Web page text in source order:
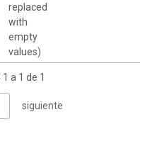
replaced
with
empty
values)
a 1 de 1
siguiente